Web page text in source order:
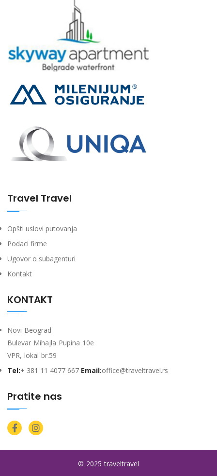
Travel Travel
Opšti uslovi putovanja
Podaci firme
Ugovor o subagenturi
Kontakt
KONTAKT
Novi Beograd
Bulevar Mihajla Pupina 10e
VPR, lokal br.59
Tel:+ 381 11 4077 667 Email:office@traveltravel.rs
Pratite nas
© 2025 traveltravel